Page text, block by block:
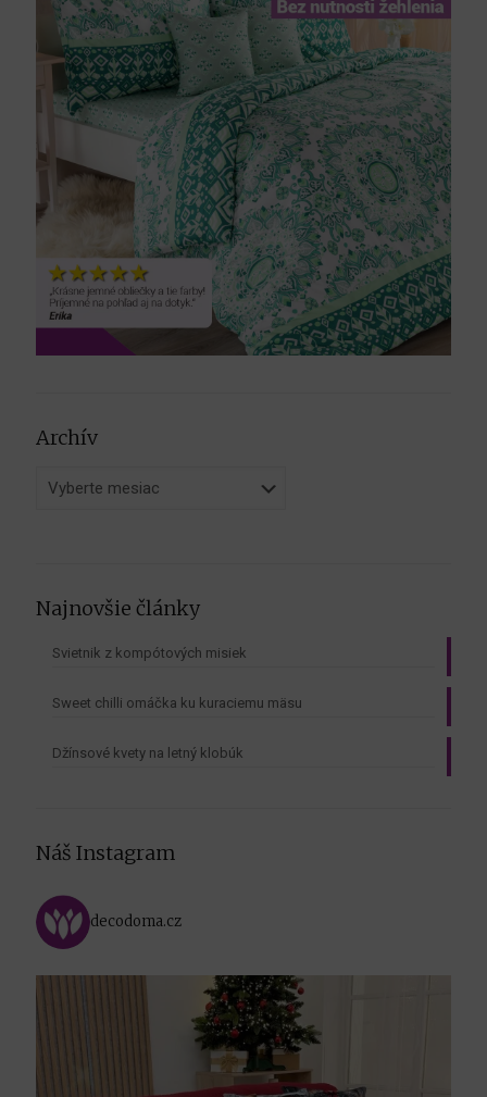
Archív
Najnovšie články
Svietnik z kompótových misiek
Sweet chilli omáčka ku kuraciemu mäsu
Džínsové kvety na letný klobúk
Náš Instagram
decodoma.cz